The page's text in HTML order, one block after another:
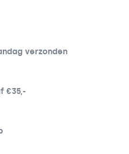
verzonden
€35,-